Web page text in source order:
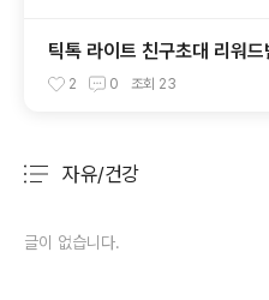
틱톡 라이트 친구초대 리워드
2 0 조회 23
자유/건강
글이 없습니다.